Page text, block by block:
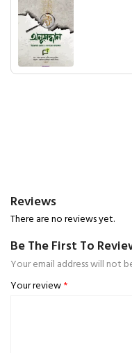
Reviews
There are no reviews yet.
Be The First To
Your email address will not
Your review*